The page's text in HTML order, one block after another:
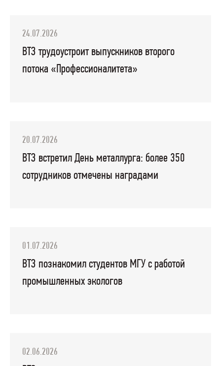
24.07.2026
ВТЗ трудоустроит выпускников второго
потока «Профессионалитета»
20.07.2026
ВТЗ встретил День металлурга: более 350
сотрудников отмечены наградами
01.07.2026
ВТЗ познакомил студентов МГУ с работой
промышленных экологов
02.06.2026